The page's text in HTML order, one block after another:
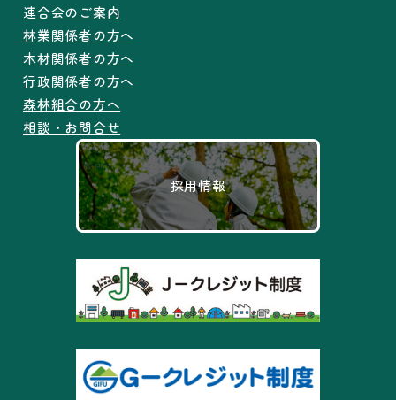
連合会のご案内
林業関係者の方へ
木材関係者の方へ
行政関係者の方へ
森林組合の方へ
相談・お問合せ
採用情報